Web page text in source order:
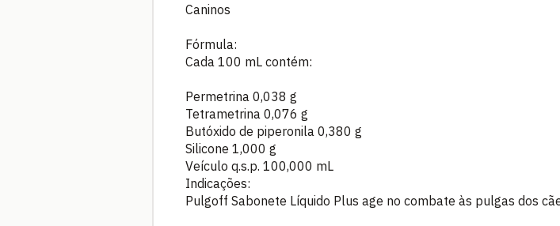
Caninos
Fórmula:
Cada 100 mL contém:
Permetrina 0,038 g
Tetrametrina 0,076 g
Butóxido de piperonila 0,380 g
Silicone 1,000 g
Veículo q.s.p. 100,000 mL
Indicações:
Pulgoff Sabonete Líquido Plus age no combate às pulgas dos